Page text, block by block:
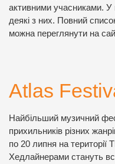
активними учасниками. У
деякі з них. Повний
можна переглянути на
Atlas
Найбільший музичний
прихильників різних
по 20 липня на
Хедлайнерами стануть